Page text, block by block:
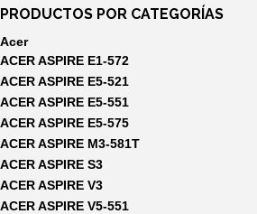
PRODUCTOS POR CATEGORÍAS
Acer
ACER ASPIRE E1-572
ACER ASPIRE E5-521
ACER ASPIRE E5-551
ACER ASPIRE E5-575
ACER ASPIRE M3-581T
ACER ASPIRE S3
ACER ASPIRE V3
ACER ASPIRE V5-551